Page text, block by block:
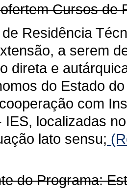
Cursos de
Residência
a serem
direta e
do Estado
com
IES, localizadas
lato sensu;
do Programa: